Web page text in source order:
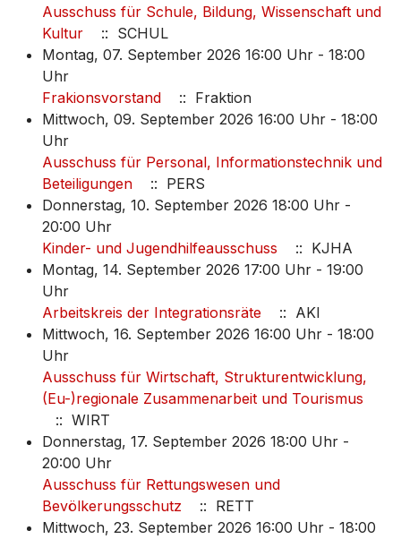
Ausschuss für Schule, Bildung, Wissenschaft und
Kultur
:: SCHUL
Montag, 07. September 2026 16:00 Uhr - 18:00
Uhr
Frakionsvorstand
:: Fraktion
Mittwoch, 09. September 2026 16:00 Uhr - 18:00
Uhr
Ausschuss für Personal, Informationstechnik und
Beteiligungen
:: PERS
Donnerstag, 10. September 2026 18:00 Uhr -
20:00 Uhr
Kinder- und Jugendhilfeausschuss
:: KJHA
Montag, 14. September 2026 17:00 Uhr - 19:00
Uhr
Arbeitskreis der Integrationsräte
:: AKI
Mittwoch, 16. September 2026 16:00 Uhr - 18:00
Uhr
Ausschuss für Wirtschaft, Strukturentwicklung,
(Eu-)regionale Zusammenarbeit und Tourismus
:: WIRT
Donnerstag, 17. September 2026 18:00 Uhr -
20:00 Uhr
Ausschuss für Rettungswesen und
Bevölkerungsschutz
:: RETT
Mittwoch, 23. September 2026 16:00 Uhr - 18:00